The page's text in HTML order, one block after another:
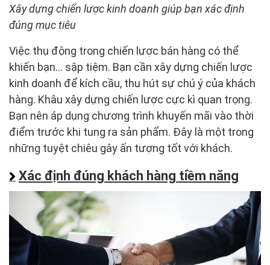
Xây dựng chiến lược kinh doanh giúp bạn xác định
đúng mục tiêu
Việc thụ động trong chiến lược bán hàng có thể
khiến bạn… sập tiệm. Bạn cần xây dựng chiến lược
kinh doanh để kích cầu, thu hút sự chú ý của khách
hàng. Khâu xây dựng chiến lược cực kì quan trọng.
Bạn nên áp dụng chương trình khuyến mãi vào thời
điểm trước khi tung ra sản phẩm. Đây là một trong
những tuyệt chiêu gây ấn tượng tốt với khách.
Xác định đúng khách hàng tiềm năng